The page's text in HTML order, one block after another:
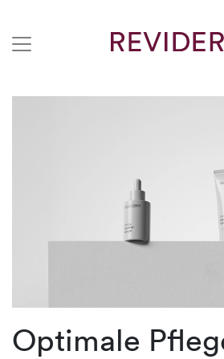
Optimale